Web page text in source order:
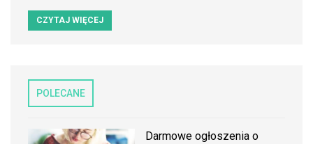
CZYTAJ WIĘCEJ
POLECANE
Darmowe ogłoszenia o